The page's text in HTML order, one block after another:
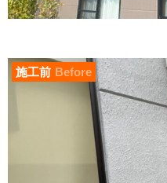
施工前 Before